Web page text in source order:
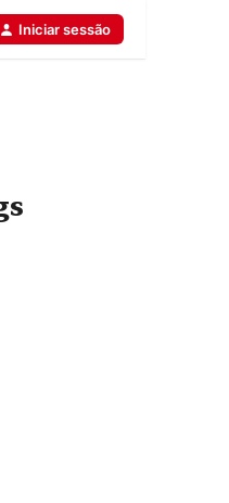
Iniciar sessão